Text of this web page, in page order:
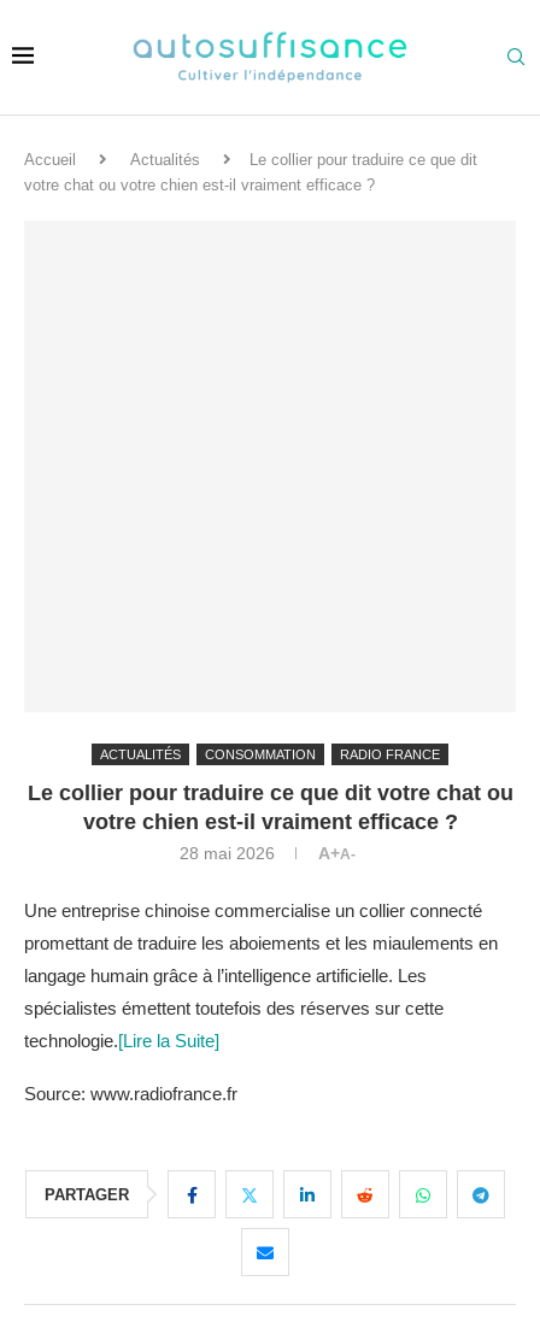
Accueil Actualités
Le collier pour traduire ce que dit
votre chat ou votre chien est-il vraiment efficace ?
ACTUALITÉS CONSOMMATION RADIO FRANCE
Le collier pour traduire ce que dit votre chat ou
votre chien est-il vraiment efficace ?
28 mai 2026 A+A-
Une entreprise chinoise commercialise un collier connecté
promettant de traduire les aboiements et les miaulements en
langage humain grâce à l’intelligence artificielle. Les
spécialistes émettent toutefois des réserves sur cette
technologie.[Lire la Suite]
Source: www.radiofrance.fr
PARTAGER